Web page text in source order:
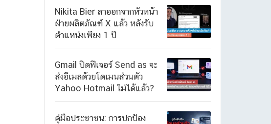
Nikita Bier ลาออกจากหัวหน้า
ฝ่ายผลิตภัณฑ์ X แล้ว หลังรับ
ตำแหน่งเพียง 1 ปี
Gmail ปิดฟีเจอร์ Send as จะ
ส่งอีเมลด้วยโดเมนส่วนตัว
Yahoo Hotmail ไม่ได้แล้ว?
คู่มือประชาชน: การปกป้อง